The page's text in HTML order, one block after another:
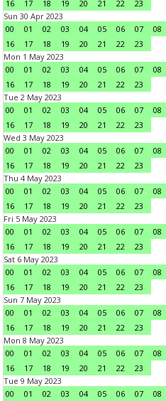
16
17 18 19 20 21 22
23
Sun 30 Apr 2023
00
01 02 03 04 05 06 07 08
16
17 18 19 20 21 22
23
Mon 1 May 2023
00
01 02 03 04 05 06 07 08
16
17 18 19 20 21 22
23
Tue 2 May 2023
00
01 02 03 04 05 06 07 08
16
17 18 19 20 21 22
23
Wed 3 May 2023
00
01 02 03 04 05 06 07 08
16
17 18 19 20 21 22
23
Thu 4 May 2023
00
01 02 03 04 05 06 07 08
16
17 18 19 20 21 22
23
Fri 5 May 2023
00
01 02 03 04 05 06 07 08
16
17 18 19 20 21 22
23
Sat 6 May 2023
00
01 02 03 04 05 06 07 08
16
17 18 19 20 21 22
23
Sun 7 May 2023
00
01 02 03 04 05 06 07 08
16
17 18 19 20 21 22
23
Mon 8 May 2023
00
01 02 03 04 05 06 07 08
16
17 18 19 20 21 22
23
Tue 9 May 2023
00
01 02 03 04 05 06 07 08